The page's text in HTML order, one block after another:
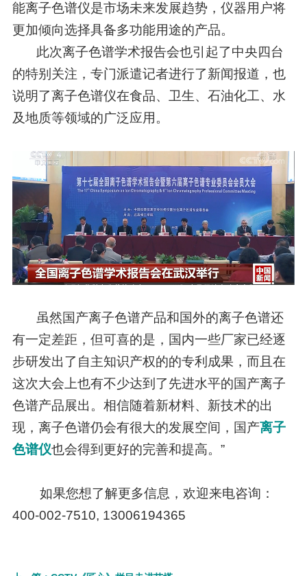
能离子色谱仪是市场未来发展趋势，仪器用户将
更加倾向选择具备多功能用途的产品。
此次离子色谱学术报告会也引起了中央四台
的特别关注，专门派遣记者进行了新闻报道，也
说明了离子色谱仪在食品、卫生、石油化工、水
及地质等领域的广泛应用。
虽然国产离子色谱产品和国外的离子色谱还
有一定差距，但可喜的是，国内一些厂家已经逐
步研发出了自主知识产权的的专利成果，而且在
这次大会上也有不少达到了先进水平的国产离子
色谱产品展出。相信随着新材料、新技术的出
现，离子色谱仍会有很大的发展空间，国产离子
色谱仪也会得到更好的完善和提高。”
如果您想了解更多信息，欢迎来电咨询：
400-002-7510, 13006194365